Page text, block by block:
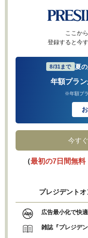
ここか
登録すると今
8/31まで 夏
年額プラ
※年額プ
今す
（最初の7日間無料
プレジデント
広告最小化で快
雑誌『プレジデ